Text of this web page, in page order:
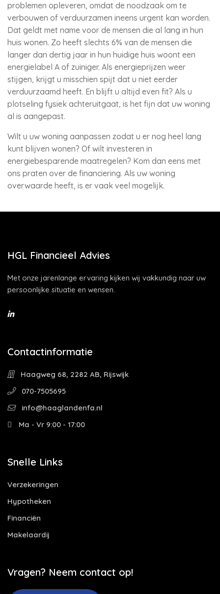
problemen opleveren, omdat de noodzaak om te
verbouwen of verduurzamen ineens urgent kan worden.
Dat geldt met name voor de mensen die al lang in hun
huis wonen. Zo heeft slechts 6% van de mensen die
langer dan dertig jaar in hun huidige huis woont een
energielabel A of zuiniger. Als energieprijzen weer
stijgen, krijgt u misschien spijt dat u niet eerder
verduurzaamd heeft. En blijft u altijd even fit? Als u
plotseling fysiek achteruitgaat, is het fijn dat uw woning
al is aangepast.
Wilt u uw woning aanpassen zodat u er nog heel lang
kunt blijven wonen? Of wilt investeren in
energiebesparende maatregelen? Kom dan eens met
ons praten over de financiering. Als uw woning
overwaarde heeft, is er vaak veel mogelijk.
HGL Financieel Advies
Met onze jarenlange ervaring kijken wij vakkundig naar uw
persoonlijke situatie en wensen.
Contactinformatie
Haagweg 68, 2282 AB, Rijswijk
070-7505695
info@haaglandenfa.nl
Ma - Vr 9:00 - 17:00
Snelle Links
Verzekeringen
Hypotheken
Financiën
Makelaardij
Vragen? Neem contact op!